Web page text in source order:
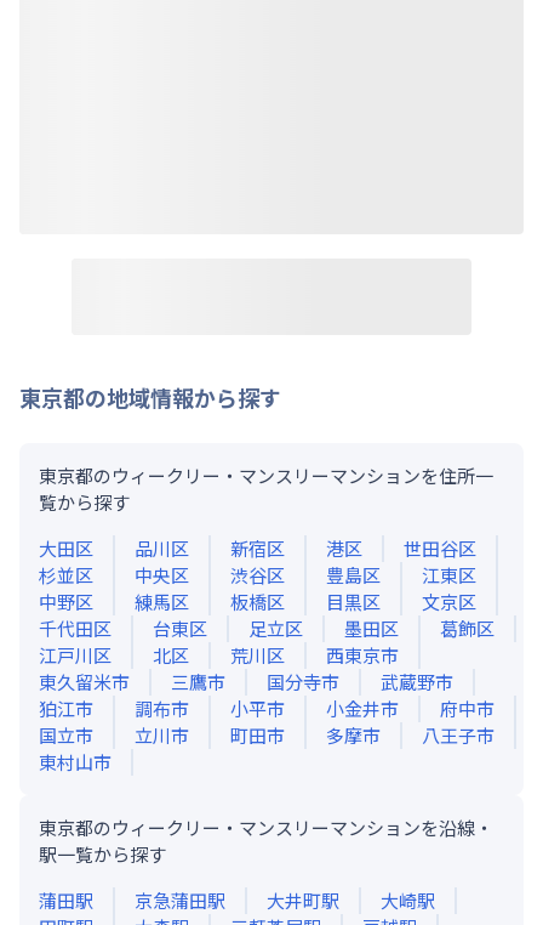
東京都の地域情報から探す
東京都のウィークリー・マンスリーマンションを住所一
覧から探す
大田区
品川区 新宿区 港区
世田谷区
杉並区
中央区 渋谷区 豊島区
江東区
中野区
練馬区 板橋区 目黒区
文京区
千代田区
台東区 足立区 墨田区
葛飾区
江戸川区
北区 荒川区
西東京市
東久留米市
三鷹市 国分寺市
武蔵野市
狛江市
調布市 小平市 小金井市
府中市
国立市
立川市 町田市 多摩市
八王子市
東村山市
東京都のウィークリー・マンスリーマンションを沿線・
駅一覧から探す
蒲田駅 京急蒲田駅 大井町駅 大崎駅